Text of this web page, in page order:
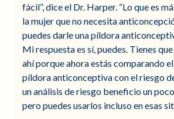
fácil”, dice el Dr. Harper. “Lo que es
la mujer que no necesita
puedes darle una píldora
Mi respuesta es sí, puedes. Tienes
ahí porque ahora estás comparando
píldora anticonceptiva con el riesgo
un análisis de riesgo beneficio un
pero puedes usarlos incluso en esas